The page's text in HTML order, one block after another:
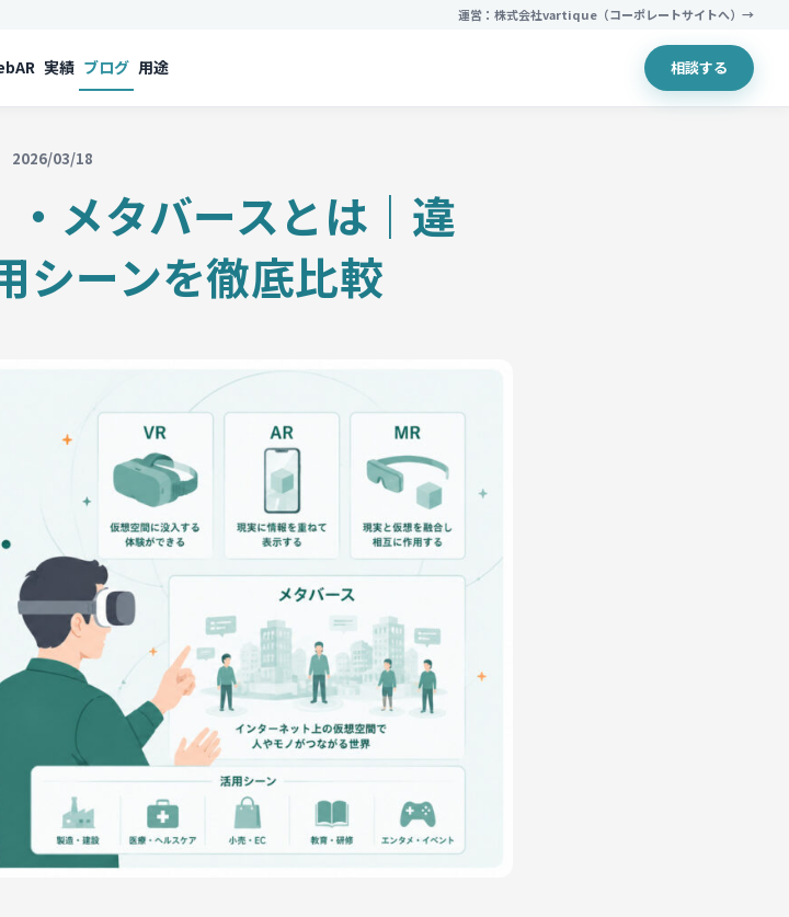
運営：株式会社vartique（コーポレートサイトへ）→
実績 ブログ 用途 相談する
2026/03/18
メタバースとは｜違
シーンを徹底比較